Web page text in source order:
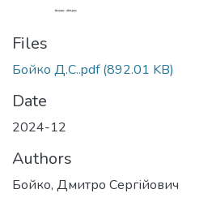
Files
Бойко Д.С..pdf(892.01 KB)
Date
2024-12
Authors
Бойко, Дмитро Сергійович